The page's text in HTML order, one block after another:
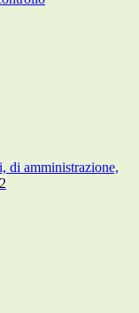
di amministrazione,
2